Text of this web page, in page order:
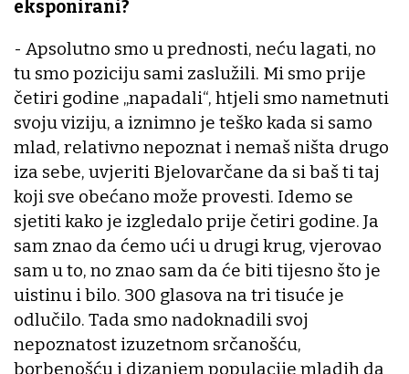
eksponirani?
- Apsolutno smo u prednosti, neću lagati, no
tu smo poziciju sami zaslužili. Mi smo prije
četiri godine „napadali“, htjeli smo nametnuti
svoju viziju, a iznimno je teško kada si samo
mlad, relativno nepoznat i nemaš ništa drugo
iza sebe, uvjeriti Bjelovarčane da si baš ti taj
koji sve obećano može provesti. Idemo se
sjetiti kako je izgledalo prije četiri godine. Ja
sam znao da ćemo ući u drugi krug, vjerovao
sam u to, no znao sam da će biti tijesno što je
uistinu i bilo. 300 glasova na tri tisuće je
odlučilo. Tada smo nadoknadili svoj
nepoznatost izuzetnom srčanošću,
borbenošću i dizanjem populacije mladih da